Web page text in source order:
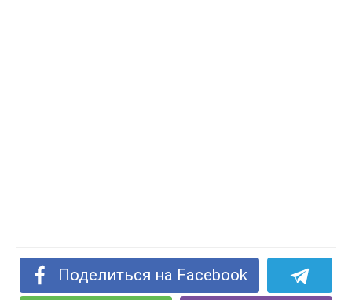
Поделиться на Facebook